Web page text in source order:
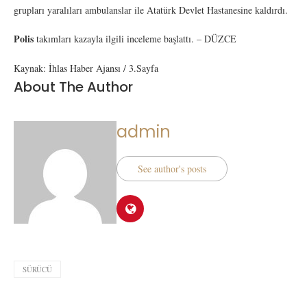
grupları yaralıları ambulanslar ile Atatürk Devlet Hastanesine kaldırdı.
Polis takımları kazayla ilgili inceleme başlattı. – DÜZCE
Kaynak: İhlas Haber Ajansı / 3.Sayfa
About The Author
admin
See author's posts
SÜRÜCÜ